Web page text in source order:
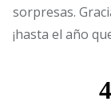
sorpresas.
¡hasta el año